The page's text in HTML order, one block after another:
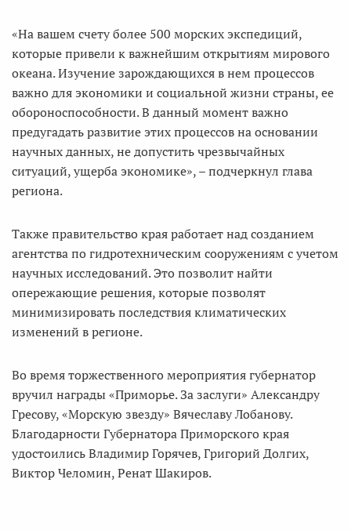
«На вашем счету более 500 морских экспедиций,
которые привели к важнейшим открытиям мирового
океана. Изучение зарождающихся в нем процессов
важно для экономики и социальной жизни страны, ее
обороноспособности. В данный момент важно
предугадать развитие этих процессов на основании
научных данных, не допустить чрезвычайных
ситуаций, ущерба экономике», – подчеркнул глава
региона.
Также правительство края работает над созданием
агентства по гидротехническим сооружениям с учетом
научных исследований. Это позволит найти
опережающие решения, которые позволят
минимизировать последствия климатических
изменений в регионе.
Во время торжественного мероприятия губернатор
вручил награды «Приморье. За заслуги» Александру
Гресову, «Морскую звезду» Вячеславу Лобанову.
Благодарности Губернатора Приморского края
удостоились Владимир Горячев, Григорий Долгих,
Виктор Челомин, Ренат Шакиров.